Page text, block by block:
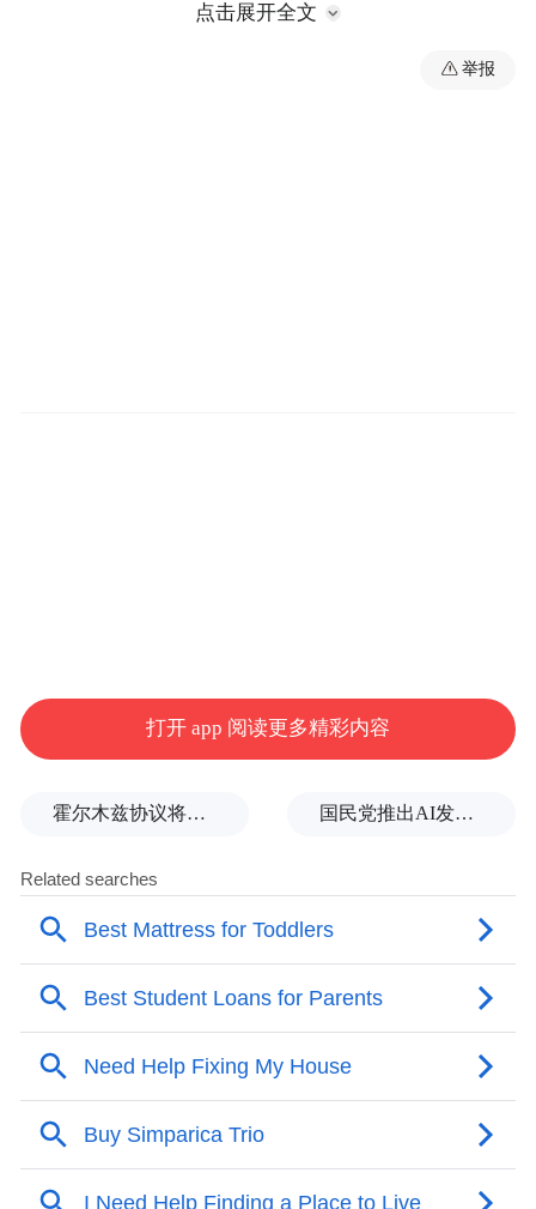
pictures and audios if any) is uploaded and posted
by the user of Dafeng Hao, which is a social media
platform and merely provides information storage
点击展开全文
举报
打开 app 阅读更多精彩内容
霍尔木兹协议将近达成，美伊正在进行最后的博弈 国民党推出AI发言人“郑小文”迎战民进党